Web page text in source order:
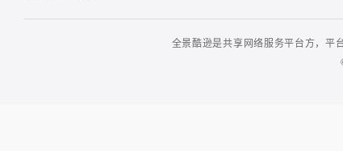
全景酷逊是共享网络服务平台方，